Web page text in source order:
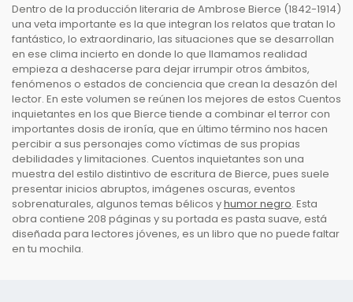
Dentro de la producción literaria de Ambrose Bierce (1842-1914)
una veta importante es la que integran los relatos que tratan lo
fantástico, lo extraordinario, las situaciones que se desarrollan
en ese clima incierto en donde lo que llamamos realidad
empieza a deshacerse para dejar irrumpir otros ámbitos,
fenómenos o estados de conciencia que crean la desazón del
lector. En este volumen se reúnen los mejores de estos Cuentos
inquietantes en los que Bierce tiende a combinar el terror con
importantes dosis de ironía, que en último término nos hacen
percibir a sus personajes como víctimas de sus propias
debilidades y limitaciones. Cuentos inquietantes son una
muestra del estilo distintivo de escritura de Bierce, pues suele
presentar inicios abruptos, imágenes oscuras, eventos
sobrenaturales, algunos temas bélicos yhumor negro. Esta
obra contiene 208 páginas y su portada es pasta suave, está
diseñada para lectores jóvenes, es un libro que no puede faltar
en tu mochila.